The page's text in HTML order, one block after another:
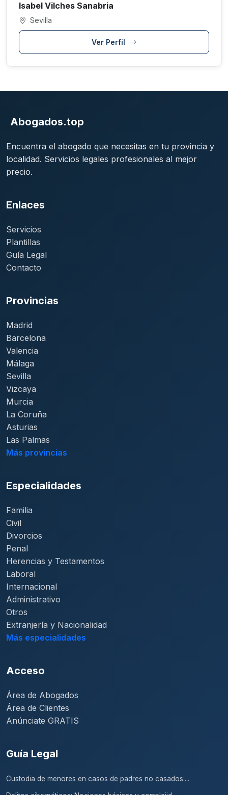
Isabel Vilches Sanabria
Sevilla
Ver Perfil
Abogados.top
Encuentra el abogado que necesitas en tu provincia y
localidad. Servicios legales profesionales al mejor
precio.
Enlaces
Servicios
Plantillas
Guía Legal
Contacto
Provincias
Madrid
Barcelona
Valencia
Málaga
Sevilla
Vizcaya
Murcia
La Coruña
Asturias
Las Palmas
Más provincias
Especialidades
Familia
Civil
Divorcios
Penal
Herencias y Testamentos
Laboral
Internacional
Administrativo
Otros
Extranjería y Nacionalidad
Más especialidades
Acceso
Área de Abogados
Área de Clientes
Anúnciate GRATIS
Guía Legal
Custodia de menores en casos de padres no casados:...